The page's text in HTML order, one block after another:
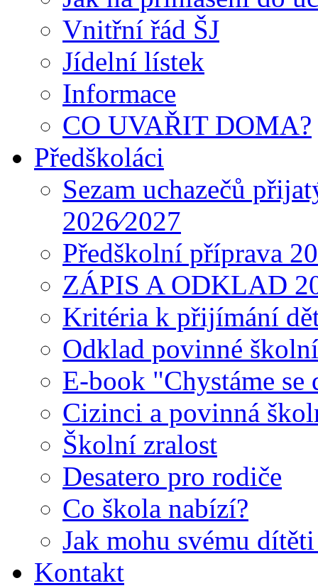
Vnitřní řád ŠJ
Jídelní lístek
Informace
CO UVAŘIT DOMA?
Předškoláci
Sezam uchazečů
2026⁄2027
Předškolní příprava
ZÁPIS A ODKLAD
Kritéria k přijímání
Odklad povinné
E-book "Chystáme
Cizinci a povinná
Školní zralost
Desatero pro rodiče
Co škola nabízí?
Jak mohu svému
Kontakt